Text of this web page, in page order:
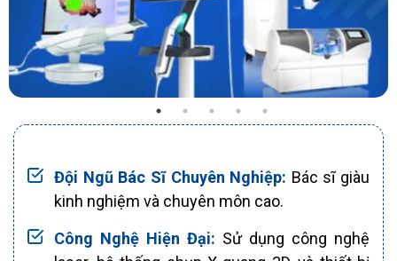
Đội Ngũ Bác Sĩ Chuyên Nghiệp: Bác sĩ giàu
kinh nghiệm và chuyên môn cao.
Công Nghệ Hiện Đại: Sử dụng công nghệ